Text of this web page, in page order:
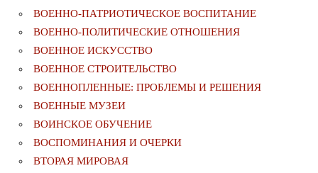
ВОЕННО-ПАТРИОТИЧЕСКОЕ ВОСПИТАНИЕ
ВОЕННО-ПОЛИТИЧЕСКИE ОТНОШЕНИЯ
ВОЕННОЕ ИСКУССТВО
ВОЕННОЕ СТРОИТЕЛЬСТВО
ВОЕННОПЛЕННЫЕ: ПРОБЛЕМЫ И РЕШЕНИЯ
ВОЕННЫЕ МУЗЕИ
ВОИНСКОЕ ОБУЧЕНИЕ
ВОСПОМИНАНИЯ И ОЧЕРКИ
ВТОРАЯ МИРОВАЯ